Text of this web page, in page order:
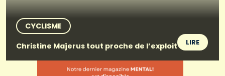
CYCLISME
Christine Majerus tout proche de l’exploit
LIRE